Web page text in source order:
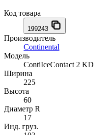
Код товара
199243
Производитель
Continental
Модель
ContiIceContact 2 KD
Ширина
225
Высота
60
Диаметр R
17
Инд. груз.